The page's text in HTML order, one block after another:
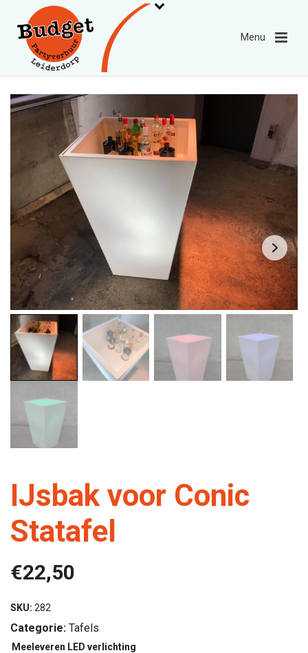
IJsbak voor Conic
Statafel
€22,50
SKU: 282
Categorie: Tafels
Meeleveren LED verlichting